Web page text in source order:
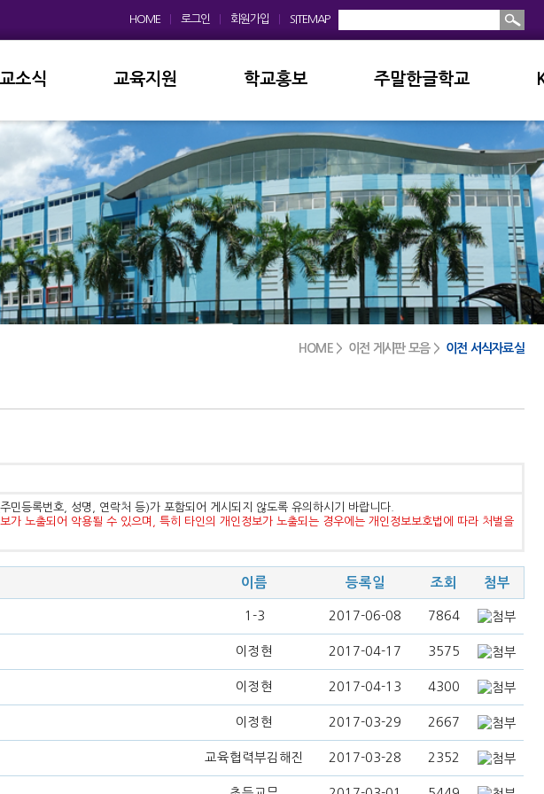
HOME 로그인 회원가입 SITEMAP
소식
사항
일정
과정
통신문
후학교
진학
어자료실
교육지원
이사회
학교운영위원회
학부모회
납부금안내
급식실안내
학교발전기금
학교홍보
학교앨범
홍보동영상
보도자료
디지털선도학교
주말한글학교
소개및현황
공지사항
입학안내
학교앨범
서식자료실
HOME > 이전 게시판 모음 > 이전 서식자료실
민등록번호, 성명, 연락처 등)가 포함되어 게시되지 않도록 유의하시기 바랍니다.
가 노출되어 악용될 수 있으며, 특히 타인의 개인정보가 노출되는 경우에는 개인정보보호법에 따라 처벌을
이름 등록일 조회 첨부
1-3 2017-06-08 7864
이정현 2017-04-17 3575
이정현 2017-04-13 4300
이정현 2017-03-29 2667
교육협력부김해진 2017-03-28 2352